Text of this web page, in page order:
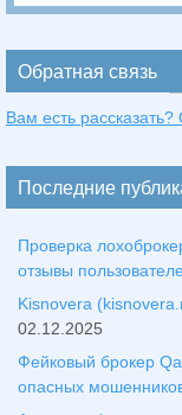
Обратная связь
Вам есть
Последние
Проверка
отзывы
Kisnovera
02.12.2025
Фейковый брокер
опасных